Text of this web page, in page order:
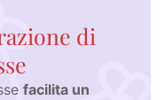
di
facilita un